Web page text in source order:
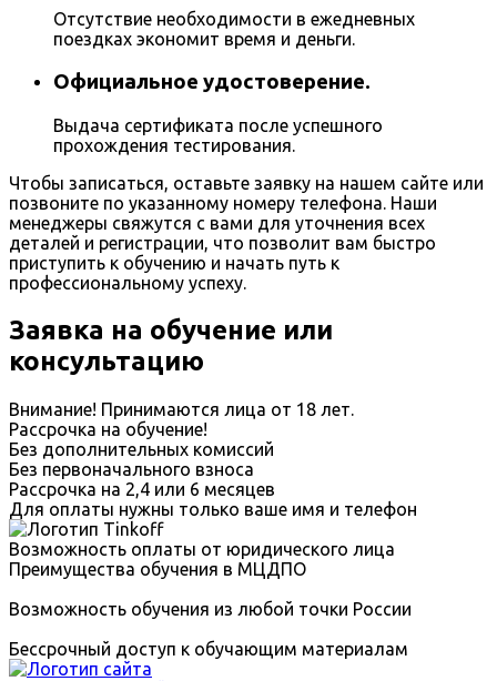
Отсутствие необходимости в ежедневных
поездках экономит время и деньги.
Официальное удостоверение.
Выдача сертификата после успешного
прохождения тестирования.
Чтобы записаться, оставьте заявку на нашем сайте или
позвоните по указанному номеру телефона. Наши
менеджеры свяжутся с вами для уточнения всех
деталей и регистрации, что позволит вам быстро
приступить к обучению и начать путь к
профессиональному успеху.
Заявка на обучение или
консультацию
Внимание! Принимаются лица от 18 лет.
Рассрочка на обучение!
Без дополнительных комиссий
Без первоначального взноса
Рассрочка на 2,4 или 6 месяцев
Для оплаты нужны только ваше имя и телефон
Возможность оплаты от юридического лица
Преимущества обучения в МЦДПО
Возможность обучения из любой точки России
Бессрочный доступ к обучающим материалам